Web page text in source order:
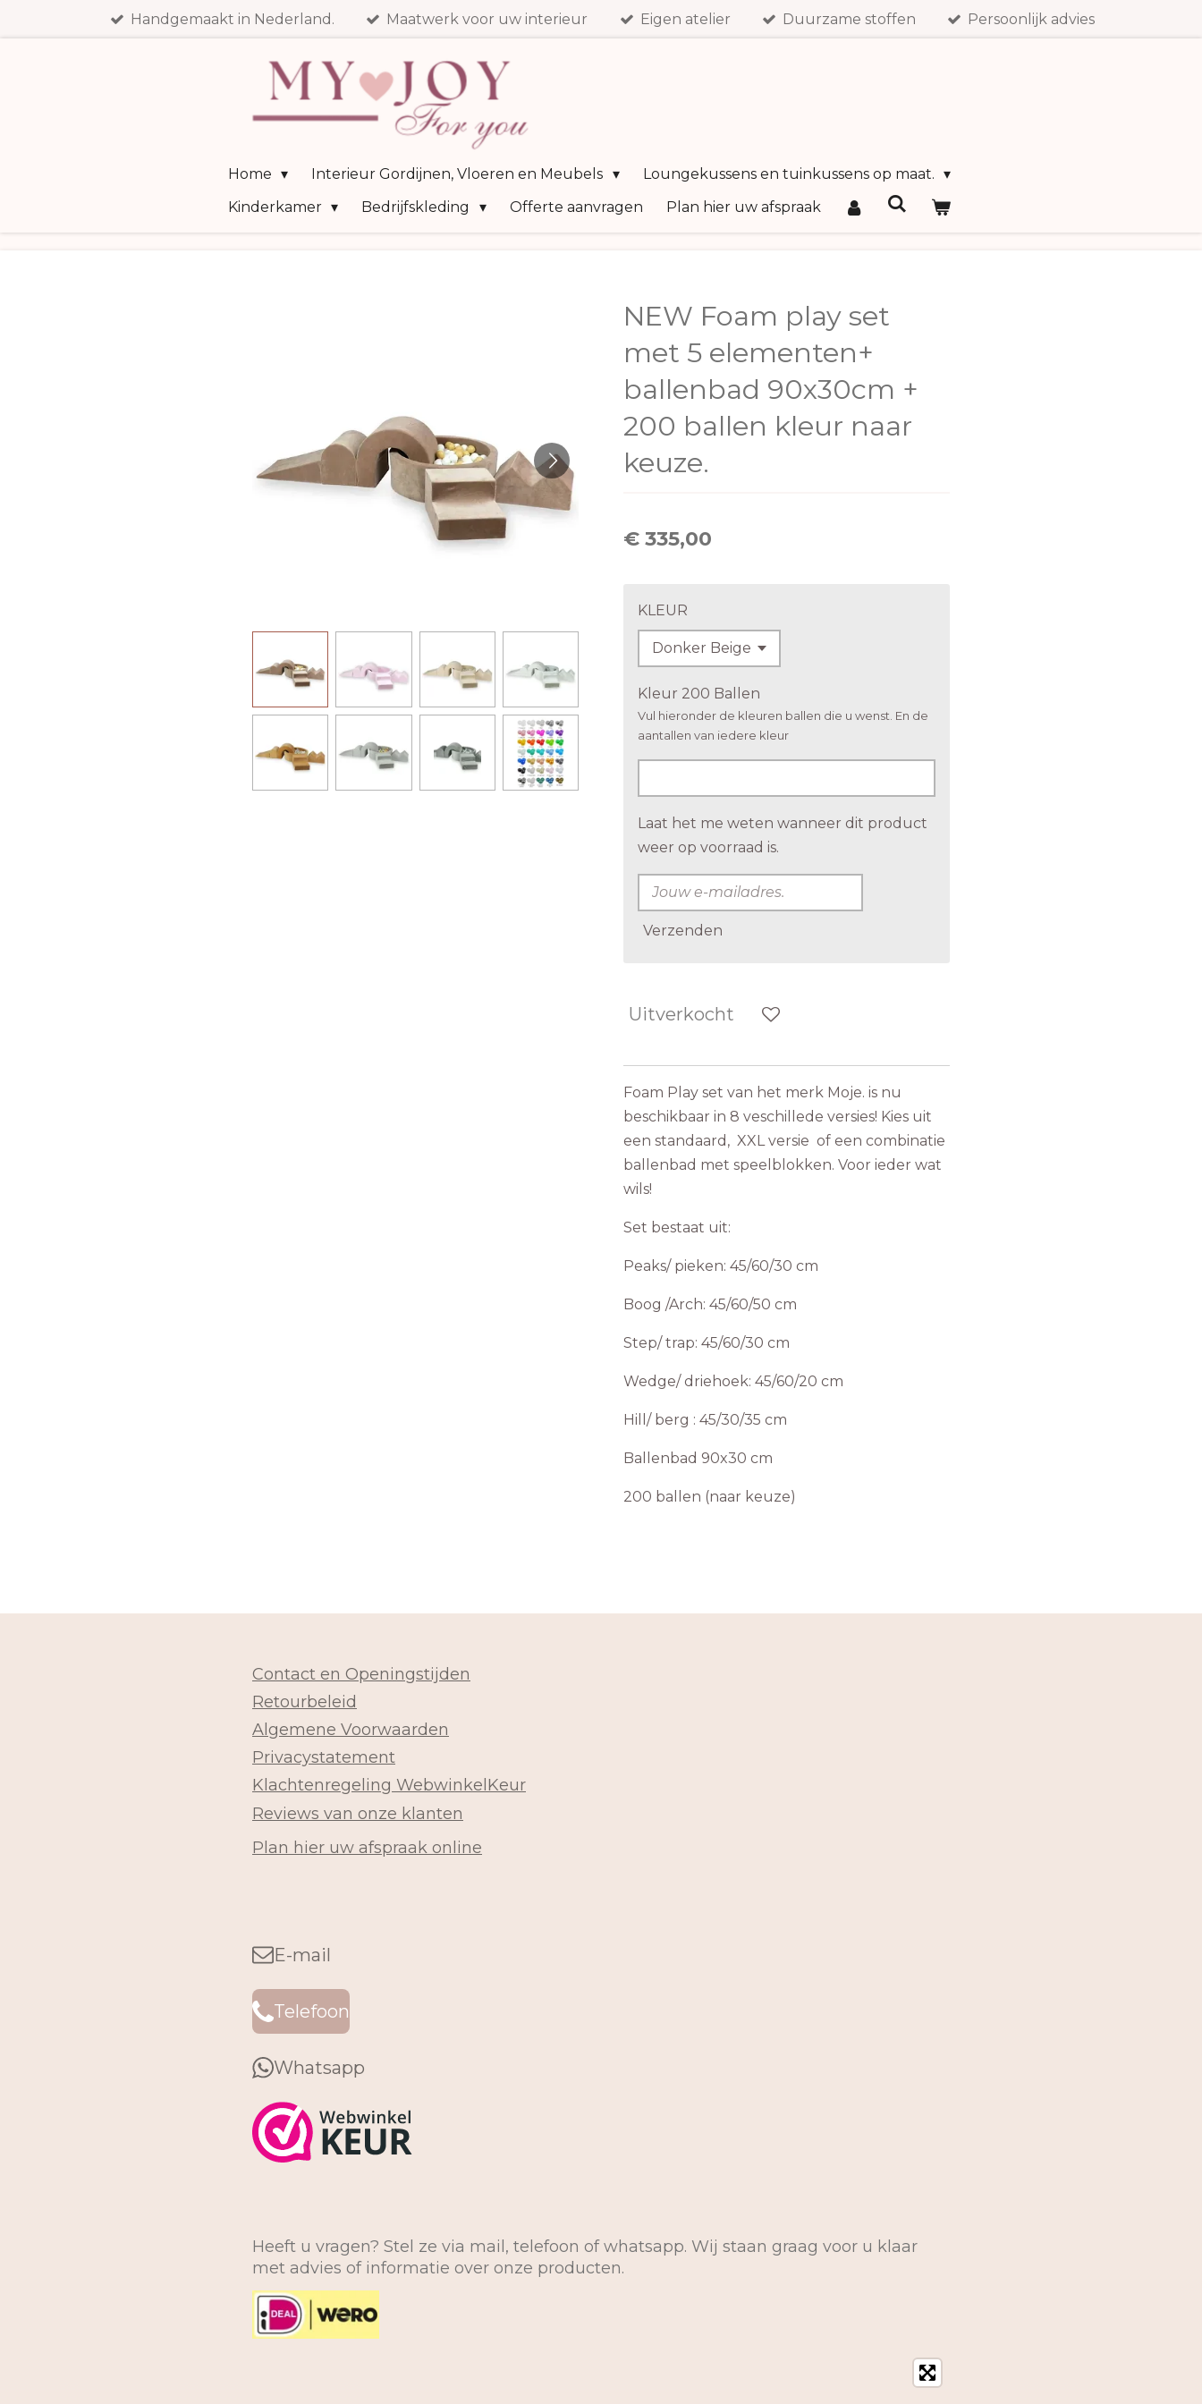
Handgemaakt in Nederland. Maatwerk voor uw interieur Eigen atelier Duurzame stoffen Persoonlijk advies
Home Interieur Gordijnen, Vloeren en Meubels
Loungekussens en tuinkussens op maat.
Kinderkamer
Bedrijfskleding Offerte aanvragen Plan hier uw afspraak
NEW Foam play set
met 5 elementen+
ballenbad 90x30cm +
200 ballen kleur naar
keuze.
€ 335,00
KLEUR
Kleur 200 Ballen
Vul hieronder de kleuren ballen die u wenst. En de
aantallen van iedere kleur
Laat het me weten wanneer dit product
weer op voorraad is.
Verzenden
Uitverkocht
Foam Play set van het merk Moje. is nu
beschikbaar in 8 veschillede versies! Kies uit
een standaard, XXL versie of een combinatie
ballenbad met speelblokken. Voor ieder wat
wils!
Set bestaat uit:
Peaks/ pieken: 45/60/30 cm
Boog /Arch: 45/60/50 cm
Step/ trap: 45/60/30 cm
Wedge/ driehoek: 45/60/20 cm
Hill/ berg : 45/30/35 cm
Ballenbad 90x30 cm
200 ballen (naar keuze)
Contact en Openingstijden
Retourbeleid
Algemene Voorwaarden
Privacystatement
Klachtenregeling WebwinkelKeur
Reviews van onze klanten
Plan hier uw afspraak online
E-mail
Telefoon
Whatsapp
Heeft u vragen? Stel ze via mail, telefoon of whatsapp. Wij staan graag voor u klaar
met advies of informatie over onze producten.